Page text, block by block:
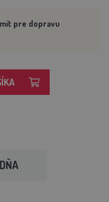
pre dopravu